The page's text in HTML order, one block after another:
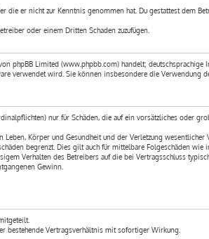
er nicht zur Kenntnis genommen hat. Du gestattest dem
oder einem Dritten Schaden zuzufügen.
phpBB Limited (www.phpbb.com) handelt;
verwendet wird. Sie können insbesondere die Verwendung
nur für Schäden, die auf ein vorsätzliches oder
Körper und Gesundheit und der Verletzung
begrenzt. Dies gilt auch für mittelbare Folgeschäden wie
Verhalten des Betreibers auf die bei Vertragsschluss
Gewinn.
bestehende Vertragsverhältnis mit sofortiger Wirkung.